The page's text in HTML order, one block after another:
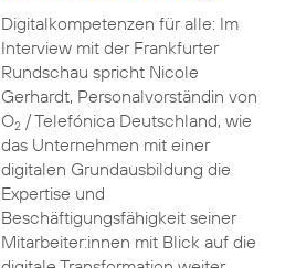
Digitalkompetenzen für alle: Im
Interview mit der Frankfurter
Rundschau spricht Nicole
Gerhardt, Personalvorständin von
O2/ Telefónica Deutschland, wie
das Unternehmen mit einer
digitalen Grundausbildung die
Expertise und
Beschäftigungsfähigkeit seiner
Mitarbeiter:innen mit Blick auf die